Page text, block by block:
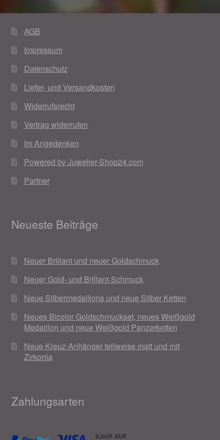
Weihnachtsangebote 2019
Weihnachtsangebote 2021
Widerrufsrecht
Woocommerce Predictive Search
AGB
Impressum
Datenschutz
Liefer- und Versandkosten
Widerrufsrecht
Vertrag widerrufen
Im Angedenken
Powered by Juwelier-Shop24.com
Partner
Neueste Beiträge
Neuer Brillant und neuer Goldschmuck
Neuer Gold- und Brillant-Schmuck
Neue Silbermedaillons und neue Silber Ketten
Neues Bicolor Goldschmuckset, neues Weißgold
Medaillon und neue Weißgold Panzerketten
Neue Kreuz-Anhänger teilweise matt und mit
Zirkonia
Zahlungsarten